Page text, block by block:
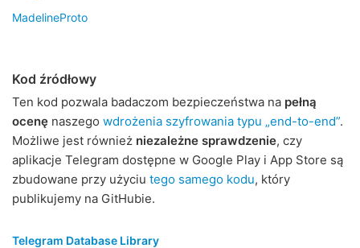
MadelineProto
Kod źródłowy
Ten kod pozwala badaczom bezpieczeństwa na pełną
ocenę naszego wdrożenia szyfrowania typu „end-to-end”.
Możliwe jest również niezależne sprawdzenie, czy
aplikacje Telegram dostępne w Google Play i App Store są
zbudowane przy użyciu tego samego kodu, który
publikujemy na GitHubie.
Telegram Database Library